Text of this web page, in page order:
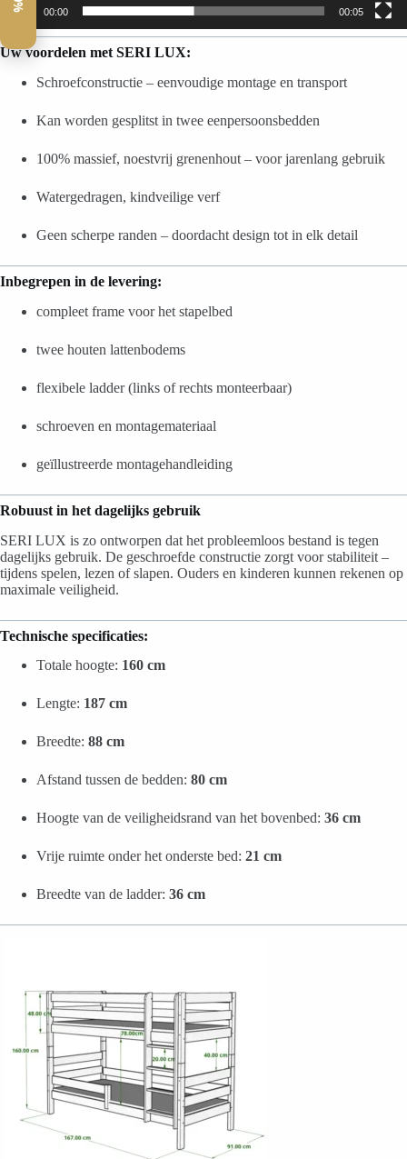
00:00 00:05
Uw voordelen met SERI LUX:
Schroefconstructie – eenvoudige montage en transport
Kan worden gesplitst in twee eenpersoonsbedden
100% massief, noestvrij grenenhout – voor jarenlang gebruik
Watergedragen, kindveilige verf
Geen scherpe randen – doordacht design tot in elk detail
Inbegrepen in de levering:
compleet frame voor het stapelbed
twee houten lattenbodems
flexibele ladder (links of rechts monteerbaar)
schroeven en montagemateriaal
geïllustreerde montagehandleiding
Robuust in het dagelijks gebruik
SERI LUX is zo ontworpen dat het probleemloos bestand is tegen
dagelijks gebruik. De geschroefde constructie zorgt voor stabiliteit –
tijdens spelen, lezen of slapen. Ouders en kinderen kunnen rekenen op
maximale veiligheid.
Technische specificaties:
Totale hoogte: 160 cm
Lengte: 187 cm
Breedte: 88 cm
Afstand tussen de bedden: 80 cm
Hoogte van de veiligheidsrand van het bovenbed: 36 cm
Vrije ruimte onder het onderste bed: 21 cm
Breedte van de ladder: 36 cm